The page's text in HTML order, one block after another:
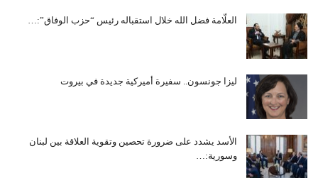
العلّامة فضل الله خلال استقباله رئيس “حزب الوفاق”:…
ليزا جونسون.. سفيرة أميركية جديدة في بيروت
الأسد يشدد على ضرورة تحصين وتقوية العلاقة بين لبنان
وسورية:…